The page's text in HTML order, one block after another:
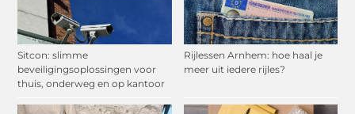
Sitcon: slimme
beveiligingsoplossingen voor
thuis, onderweg en op kantoor
Rijlessen Arnhem: hoe haal je
meer uit iedere rijles?